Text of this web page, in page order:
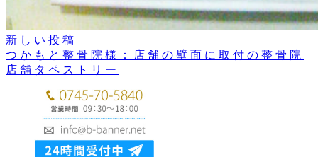
新しい投稿
つかもと整骨院様：店舗の壁面に取付の整骨院
店舗タペストリー